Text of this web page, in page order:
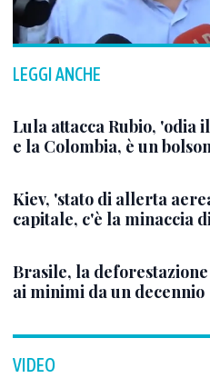
LEGGI ANCHE
Lula attacca Rubio, 'odia
e la Colombia, è un
Kiev, 'stato di allerta
capitale, c'è la minaccia
Brasile, la
ai minimi da un decennio
VIDEO